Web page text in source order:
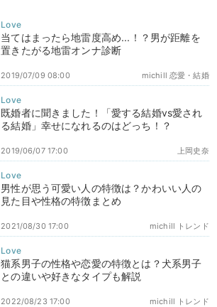
当てはまったら地雷度高め...！？男が距離を
置きたがる地雷オンナ診断
michill 恋愛・結婚
2019/07/09 08:00
既婚者に聞きました！「愛する結婚vs愛され
る結婚」幸せになれるのはどっち！？
上岡史奈
2019/06/07 17:00
男性が思う可愛い人の特徴は？かわいい人の
見た目や性格の特徴まとめ
michill トレンド
2021/08/30 17:00
猫系男子の性格や恋愛の特徴とは？犬系男子
との違いや好きなタイプも解説
michill トレンド
2022/08/23 17:00